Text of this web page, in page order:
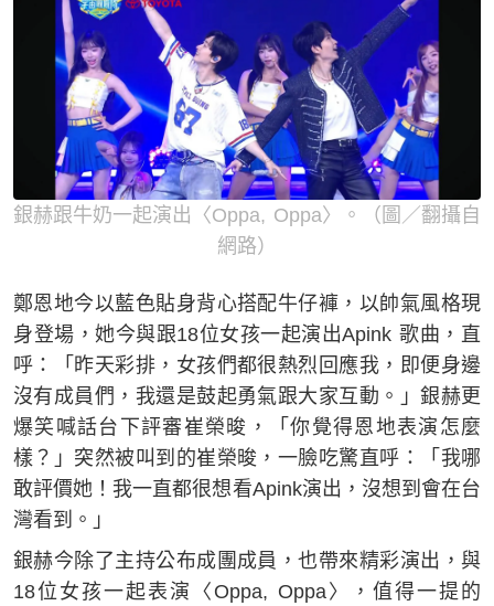
銀赫跟牛奶一起演出〈Oppa, Oppa〉。（圖／翻攝自
網路）
鄭恩地今以藍色貼身背心搭配牛仔褲，以帥氣風格現
身登場，她今與跟18位女孩一起演出Apink 歌曲，直
呼：「昨天彩排，女孩們都很熱烈回應我，即便身邊
沒有成員們，我還是鼓起勇氣跟大家互動。」銀赫更
爆笑喊話台下評審崔榮晙，「你覺得恩地表演怎麼
樣？」突然被叫到的崔榮晙，一臉吃驚直呼：「我哪
敢評價她！我一直都很想看Apink演出，沒想到會在台
灣看到。」
銀赫今除了主持公布成團成員，也帶來精彩演出，與
18位女孩一起表演〈Oppa, Oppa〉，值得一提的